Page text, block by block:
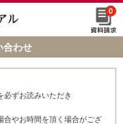
0
合わせ
必ずお読みいただき
合やお時間を頂く場合がござ